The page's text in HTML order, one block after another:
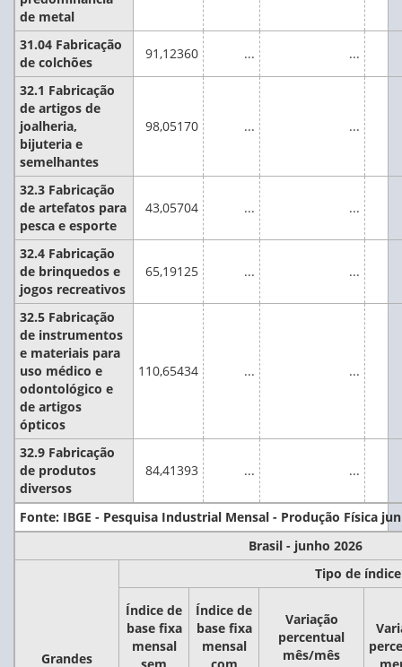
de metal
31.04 Fabricação
de colchões
91,12360 ... ...
32.1 Fabricação
de artigos de
joalheria,
bijuteria e
semelhantes
98,05170 ... ...
32.3 Fabricação
de artefatos para
pesca e esporte
43,05704 ... ...
32.4 Fabricação
de brinquedos e
jogos recreativos
65,19125 ... ...
32.5 Fabricação
de instrumentos
e materiais para
uso médico e
odontológico e
de artigos
ópticos
110,65434 ... ...
32.9 Fabricação
de produtos
diversos
84,41393 ... ...
Fonte: IBGE - Pesquisa Industrial Mensal - Produção Física
Brasil - junho 2026
Grandes
Tipo de índice
Índice de
base fixa
mensal
Índice de
base fixa
mensal
Variação
percentual
mês/mês